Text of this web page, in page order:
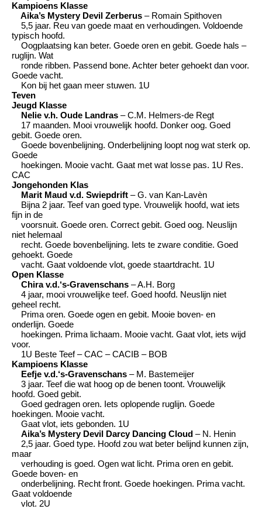
Kampioens Klasse
Aika’s Mystery Devil Zerberus – Romain Spithoven
5,5 jaar. Reu van goede maat en verhoudingen. Voldoende
typisch hoofd.
Oogplaatsing kan beter. Goede oren en gebit. Goede hals –
ruglijn. Wat
ronde ribben. Passend bone. Achter beter gehoekt dan voor.
Goede vacht.
Kon bij het gaan meer stuwen. 1U
Teven
Jeugd Klasse
Nelie v.h. Oude Landras – C.M. Helmers-de Regt
17 maanden. Mooi vrouwelijk hoofd. Donker oog. Goed
gebit. Goede oren.
Goede bovenbelijning. Onderbelijning loopt nog wat sterk op.
Goede
hoekingen. Mooie vacht. Gaat met wat losse pas. 1U Res.
CAC
Jongehonden Klas
Marit Maud v.d. Swiepdrift – G. van Kan-Lavèn
Bijna 2 jaar. Teef van goed type. Vrouwelijk hoofd, wat iets
fijn in de
voorsnuit. Goede oren. Correct gebit. Goed oog. Neuslijn
niet helemaal
recht. Goede bovenbelijning. Iets te zware conditie. Goed
gehoekt. Goede
vacht. Gaat voldoende vlot, goede staartdracht. 1U
Open Klasse
Chira v.d.‘s-Gravenschans – A.H. Borg
4 jaar, mooi vrouwelijke teef. Goed hoofd. Neuslijn niet
geheel recht.
Prima oren. Goede ogen en gebit. Mooie boven- en
onderlijn. Goede
hoekingen. Prima lichaam. Mooie vacht. Gaat vlot, iets wijd
voor.
1U Beste Teef – CAC – CACIB – BOB
Kampioens Klasse
Eefje v.d.‘s-Gravenschans – M. Bastemeijer
3 jaar. Teef die wat hoog op de benen toont. Vrouwelijk
hoofd. Goed gebit.
Goed gedragen oren. Iets oplopende ruglijn. Goede
hoekingen. Mooie vacht.
Gaat vlot, iets gebonden. 1U
Aika’s Mystery Devil Darcy Dancing Cloud – N. Henin
2,5 jaar. Goed type. Hoofd zou wat beter belijnd kunnen zijn,
maar
verhouding is goed. Ogen wat licht. Prima oren en gebit.
Goede boven- en
onderbelijning. Recht front. Goede hoekingen. Prima vacht.
Gaat voldoende
vlot. 2U